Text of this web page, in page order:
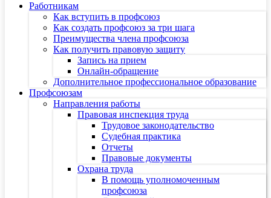
Работникам
Как вступить в профсоюз
Как создать профсоюз за три шага
Преимущества члена профсоюза
Как получить правовую защиту
Запись на прием
Онлайн-обращение
Дополнительное профессиональное образование
Профсоюзам
Направления работы
Правовая инспекция труда
Трудовое законодательство
Судебная практика
Отчеты
Правовые документы
Охрана труда
В помощь уполномоченным
профсоюза